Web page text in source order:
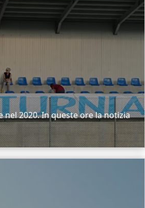
2020. In queste ore la notizia